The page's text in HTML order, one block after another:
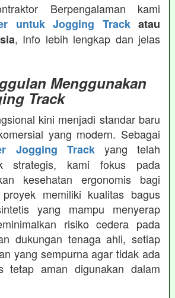
Berpengalaman kami
untuk Jogging Trackatau
, Info lebih lengkap dan jelas
Menggunakan
Track
kini menjadi standar baru
yang modern. Sebagai
Jogging Trackyang telah
strategis, kami fokus pada
kesehatan ergonomis bagi
memiliki kualitas bagus
yang mampu menyerap
risiko cedera pada
dukungan tenaga ahli, setiap
yang sempurna agar tidak ada
tetap aman digunakan dalam